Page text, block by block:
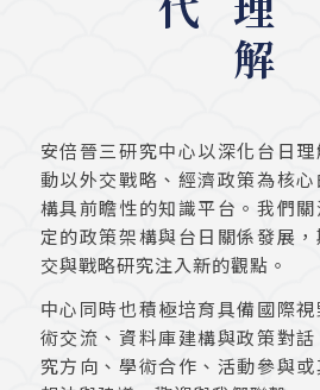
安倍晉三研究中心以深化台日
動以外交戰略、經濟政策為核
構具前瞻性的知識平台。我們
定的政策架構與台日關係發展
交與戰略研究注入新的觀點。
中心同時也積極培育具備國際
術交流、資料庫建構與政策對
究方向、學術合作、活動參與